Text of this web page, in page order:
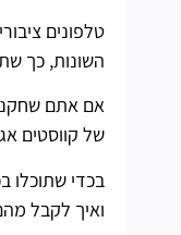
טלפונים
השונות, כך
אם אתם
של קווסטים
בכדי
ואיך לקבל